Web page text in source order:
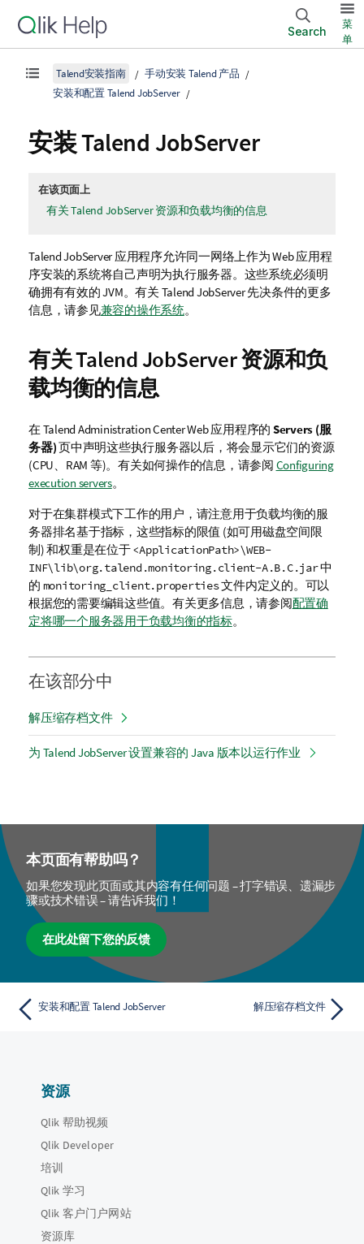
Search
菜
单
Talend安装指南
手动安装 Talend 产品
安装和配置 Talend JobServer
安装Talend JobServer
在该页面上
有关 Talend JobServer 资源和负载均衡的信息
Talend JobServer应用程序允许同一网络上作为 Web 应用程
序安装的系统将自己声明为执行服务器。这些系统必须明
确拥有有效的 JVM。有关 Talend JobServer先决条件的更多
信息，请参见兼容的操作系统。
有关Talend JobServer资源和负
载均衡的信息
在 Talend Administration CenterWeb 应用程序的 Servers (服
务器)页中声明这些执行服务器以后，将会显示它们的资源
(CPU、RAM 等)。有关如何操作的信息，请参阅 Configuring
execution servers。
对于在集群模式下工作的用户，请注意用于负载均衡的服
务器排名基于指标，这些指标的限值 (如可用磁盘空间限
制) 和权重是在位于<ApplicationPath>\WEB-
INF\lib\org.talend.monitoring.client-A.B.C.jar中
的 monitoring_client.properties文件内定义的。可以
根据您的需要编辑这些值。有关更多信息，请参阅配置确
定将哪一个服务器用于负载均衡的指标。
在该部分中
解压缩存档文件
为 Talend JobServer 设置兼容的 Java 版本以运行作业
本页面有帮助吗？
如果您发现此页面或其内容有任何问题 – 打字错误、遗漏步
骤或技术错误 – 请告诉我们！
在此处留下您的反馈
安装和配置 Talend JobServer 解压缩存档文件
资源
Qlik 帮助视频
Qlik Developer
培训
Qlik 学习
Qlik 客户门户网站
资源库